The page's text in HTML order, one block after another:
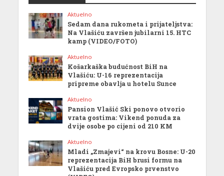
Aktuelno
Sedam dana rukometa i prijateljstva:
Na Vlašiću završen jubilarni 15. HTC
kamp (VIDEO/FOTO)
Aktuelno
Košarkaška budućnost BiH na
Vlašiću: U-16 reprezentacija
pripreme obavlja u hotelu Sunce
Aktuelno
Pansion Vlašić Ski ponovo otvorio
vrata gostima: Vikend ponuda za
dvije osobe po cijeni od 210 KM
Aktuelno
Mladi „Zmajevi“ na krovu Bosne: U-20
reprezentacija BiH brusi formu na
Vlašiću pred Evropsko prvenstvo